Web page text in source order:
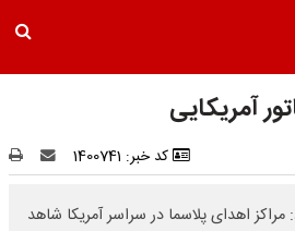
آمریکایی
کد خبر: 1400741
اهدای پلاسما در سراسر آمریکا شاهد